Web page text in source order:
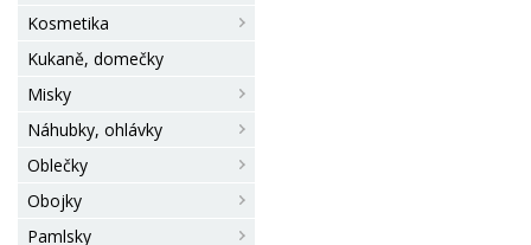
Kosmetika
Kukaně, domečky
Misky
Náhubky, ohlávky
Oblečky
Obojky
Pamlsky